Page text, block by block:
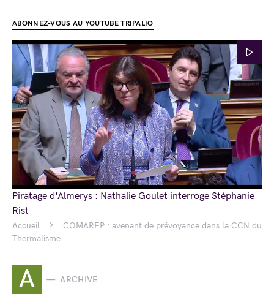
Accueil
COMAREP : avenant de prévoyance dans la CCN du
Thermalisme
A ARCHIVE
ABONNEZ-VOUS AU YOUTUBE TRIPALIO
Piratage d'Almerys : Nathalie Goulet interroge Stéphanie
Rist